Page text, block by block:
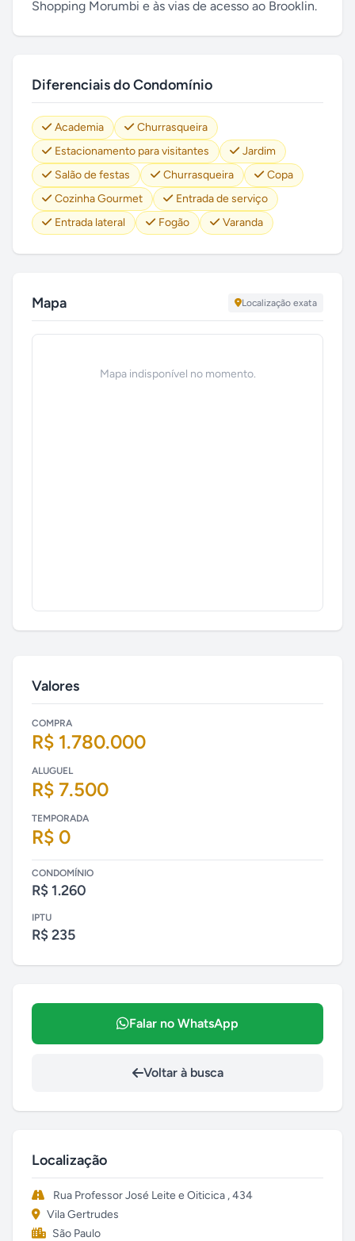
Shopping Morumbi e às vias de acesso ao Brooklin.
Diferenciais do Condomínio
Academia
Churrasqueira
Estacionamento para visitantes
Jardim
Salão de festas
Churrasqueira
Copa
Cozinha Gourmet
Entrada de serviço
Entrada lateral
Fogão Varanda
Mapa Localização exata
Mapa indisponível no momento.
Valores
COMPRA
R$ 1.780.000
ALUGUEL
R$ 7.500
TEMPORADA
R$ 0
CONDOMÍNIO
R$ 1.260
IPTU
R$ 235
Falar no WhatsApp
Voltar à busca
Localização
Rua Professor José Leite e Oiticica , 434
Vila Gertrudes
São Paulo